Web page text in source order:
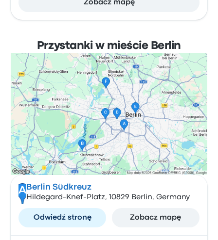
Zobacz mapę
Przystanki w mieście Berlin
A Berlin Südkreuz
Hildegard-Knef-Platz, 10829 Berlin, Germany
Odwiedź stronę Zobacz mapę